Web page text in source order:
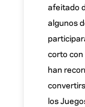
afeitado
algunos
corto con
han
los